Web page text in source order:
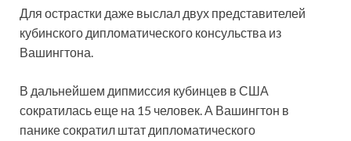
Для острастки даже выслал двух представителей
кубинского дипломатического консульства из
Вашингтона.
В дальнейшем дипмиссия кубинцев в США
сократилась еще на 15 человек. А Вашингтон в
панике сократил штат дипломатического